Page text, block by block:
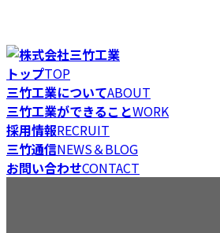
ン
テ
ン
ツ
へ
ス
キ
ッ
ビ
ゲ
ー
シ
ョ
ン
に
移
トップTOP
三竹工業についてABOUT
三竹工業ができることWORK
採用情報RECRUIT
三竹通信NEWS＆BLOG
お問い合わせCONTACT